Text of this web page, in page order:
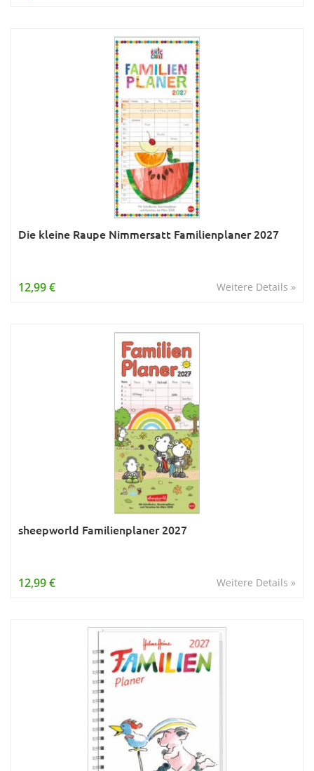
Die kleine Raupe Nimmersatt Familienplaner 2027
Weitere Details »
12,99 €
sheepworld Familienplaner 2027
Weitere Details »
12,99 €